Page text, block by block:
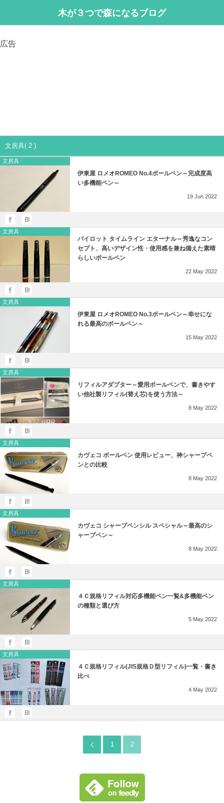
木が３つで森になるブログ
広告
文房具( 2 )
文房具
伊東屋 ロメオROMEO No.4ボールペン～完成度高
い多機能ペン～
19 Jun 2022
文房具
パイロット タイムライン エターナル～秀逸なコン
セプト、高いデザイン性・使用感を兼ね備えた素晴
らしいボールペン
22 May 2022
文房具
伊東屋 ロメオROMEO No.3ボールペン～幸せにな
れる最高のボールペン～
15 May 2022
文房具
リフィルアダプター～愛用ボールペンで、書きやす
い他社製リフィル(替え芯)を使う方法～
8 May 2022
文房具
カヴェコ ボールペン 使用レビュー、神シャープペ
ンとの比較
8 May 2022
文房具
カヴェコ シャープペンシル スペシャル～最高のシ
ャープペン～
8 May 2022
文房具
４Ｃ規格リフィル対応多機能ペン一覧&多機能ペン
の種類と選び方
5 May 2022
文房具
４Ｃ規格リフィル(JIS規格Ｄ型リフィル)一覧・書き
比べ
4 May 2022
1 2